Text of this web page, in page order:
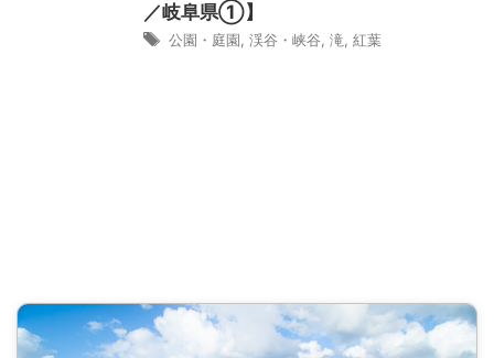
／岐阜県①】
公園・庭園 渓谷・峡谷 滝 紅葉